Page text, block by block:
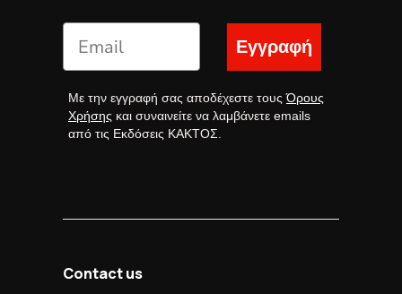
Εγγραφή
Με την εγγραφή σας αποδέχεστε τουςΌρους
Χρήσης και συναινείτε να λαμβάνετε emails
από τις Εκδόσεις ΚΑΚΤΟΣ.
Contact us